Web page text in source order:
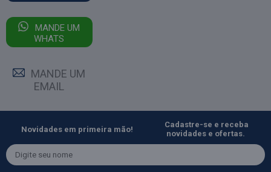
MANDE UM
WHATS
MANDE UM
EMAIL
Novidades em primeira mão!
Cadastre-se e receba
novidades e ofertas.